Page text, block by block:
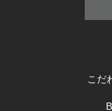
こだ